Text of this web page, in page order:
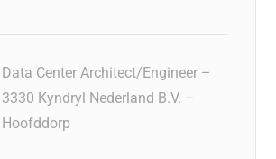
Data Center Architect/Engineer –
3330 Kyndryl Nederland B.V. –
Hoofddorp